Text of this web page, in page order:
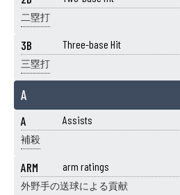
二塁打
3B Three-base Hit
三塁打
A
A Assists
補殺
ARM arm ratings
外野手の送球による貢献